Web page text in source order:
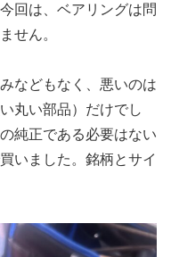
回は、ベアリングは問
せん。
などもなく、悪いのは
丸い部品）だけでし
純正である必要はない
いました。銘柄とサイ